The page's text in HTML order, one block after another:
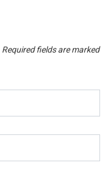
Required fields are marked